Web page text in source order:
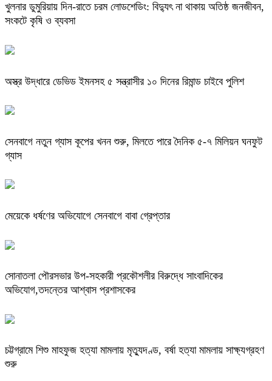
খুলনার ডুমুরিয়ায় দিন-রাতে চরম লোডশেডিং: বিদ্যুৎ না থাকায় অতিষ্ঠ জনজীবন,
সংকটে কৃষি ও ব্যবসা
অস্ত্র উদ্ধারে ডেভিড ইমনসহ ৫ সন্ত্রাসীর ১০ দিনের রিমান্ড চাইবে পুলিশ
সেনবাগে নতুন গ্যাস কূপের খনন শুরু, মিলতে পারে দৈনিক ৫-৭ মিলিয়ন ঘনফুট
গ্যাস
মেয়েকে ধর্ষণের অভিযোগে সেনবাগে বাবা গ্রেপ্তার
সোনাতলা পৌরসভার উপ-সহকারী প্রকৌশলীর বিরুদ্ধে সাংবাদিকের
অভিযোগ,তদন্তের আশ্বাস প্রশাসকের
চট্টগ্রামে শিশু মাহফুজ হত্যা মামলায় মৃত্যুদণ্ড, বর্ষা হত্যা মামলায় সাক্ষ্যগ্রহণ
শুরু